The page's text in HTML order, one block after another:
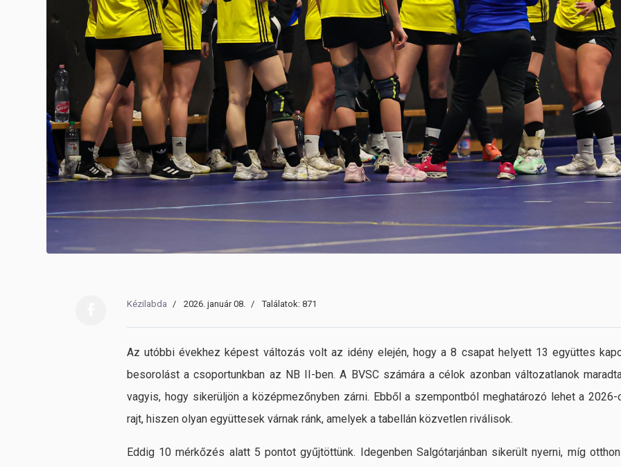
Kézilabda 2026. január 08. Találatok: 871
Az utóbbi évekhez képest változás volt az idény elején, hogy a 8 csapat helyett 13 együttes
besorolást a csoportunkban az NB II-ben. A BVSC számára a célok azonban változatlanok
vagyis, hogy sikerüljön a középmezőnyben zárni. Ebből a szempontból meghatározó lehet a 2026-
rajt, hiszen olyan együttesek várnak ránk, amelyek a tabellán közvetlen riválisok.
Eddig 10 mérkőzés alatt 5 pontot gyűjtöttünk. Idegenben Salgótarjánban sikerült nyerni, míg